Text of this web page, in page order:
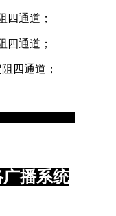
四通道；
四通道；
四通道；
2
播系统